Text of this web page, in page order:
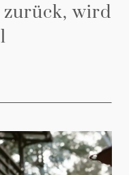
zurück, wird